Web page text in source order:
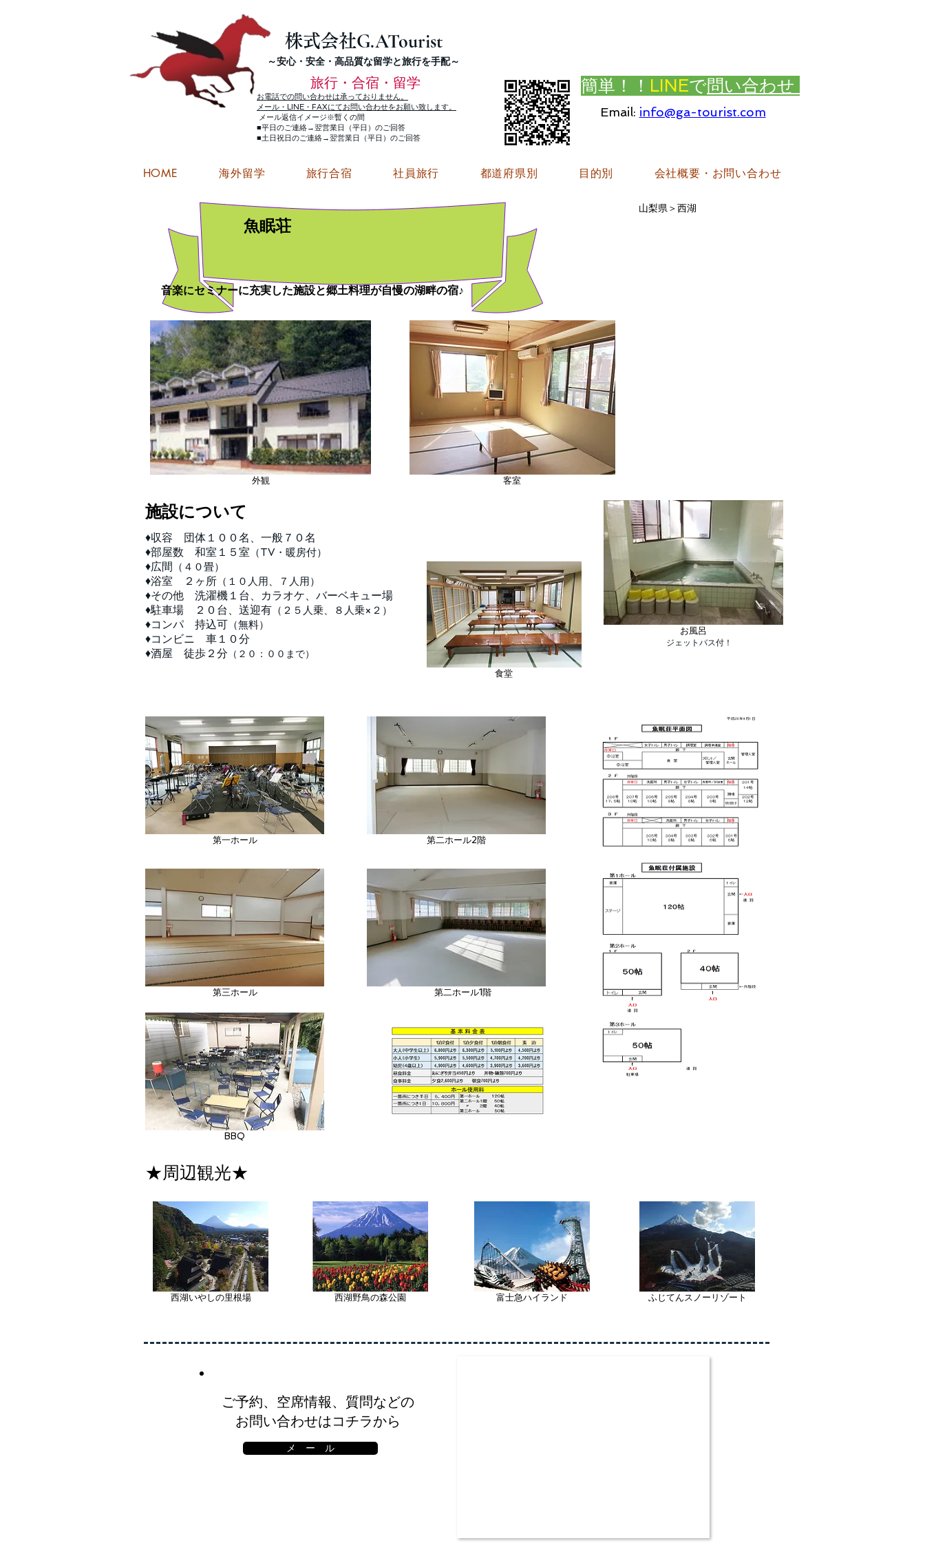
株式会社G.ATourist
​～安心・安全・高品質な留学と旅行を手配～
旅行・合宿・留学
お電話での問い合わせは承っておりません。
メール・LINE・FAXにてお問い合わせをお願い致します。
メール返信イメージ※暫くの間
■平日のご連絡→翌営業日（平日）のご回答
■土日祝日のご連絡→翌営業日（平日）のご回答
簡単！！ LINEで問い合わせ
Email: info@ga-tourist.com
HOME 海外留学 旅行合宿 社員旅行 都道府県別 目的別 会社概要・お問い合わせ
魚眠荘
山梨県＞西湖
音楽にセミナーに充実した施設と郷土料理が自慢の湖畔の宿♪
​外観 客室
施設について
♦収容 団体１００名、一般７０名
♦部屋数 和室１５室 （TV・暖房付）
♦広間 （４０畳）
♦浴室 ２ヶ所 （１０人用、７人用）
♦その他 洗濯機１台、カラオケ、バーベキュー場
♦駐車場 ２０台、送迎有 （２５人乗、８人乗×２）
♦コンパ 持込可 （無料）
♦コンビニ 車１０分
♦酒屋 徒歩２分 （２０：００まで）
食堂
お風呂
​ジェットバス付！
第一ホール
第三ホール
第二ホール2階
第二ホール1階
BBQ
★周辺観光★
西湖いやしの里根場 西湖野鳥の森公園 富士急ハイランド ふじてんスノーリゾート
ご予約、空席情報、 質問などの
お問い合わせはコチラから
メ ー ル